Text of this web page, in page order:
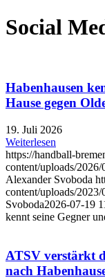
Social
Habenhausen
Hause gegen
19. Juli 2026
Weiterlesen
https://handball-
content/uploads/
Alexander Svoboda
content/uploads/
Svoboda2026-07-19
kennt seine Gegner
ATSV verstärkt
nach